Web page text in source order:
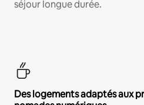
séjour longue durée.
Des logements adaptés aux